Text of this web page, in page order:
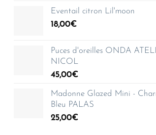
Eventail citron Lil'moon
18,00€
Puces d'oreilles ONDA
NICOL
45,00€
Madonne Glazed Mini -
Bleu PALAS
25,00€